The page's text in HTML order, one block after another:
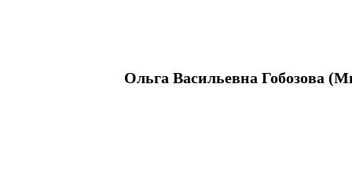
Ольга Васильевна Гобозова